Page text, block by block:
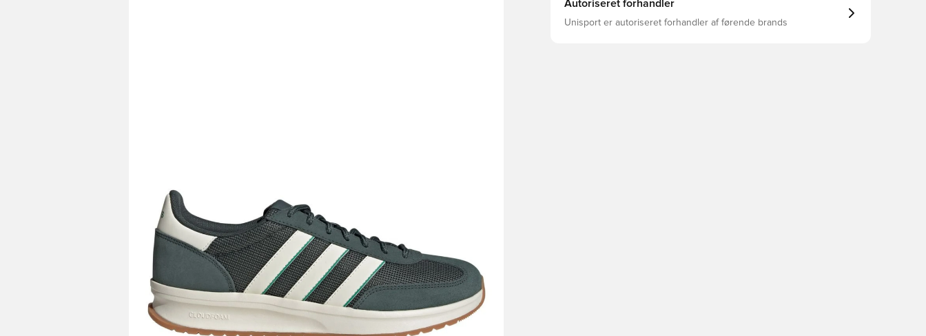
Autoriseret forhandler
Unisport er autoriseret forhandler af førende brands